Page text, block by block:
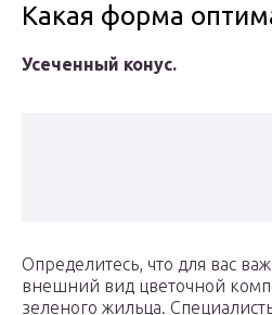
Какая форма
Усеченный конус.
Определитесь, что для вас
внешний вид цветочной
зеленого жильца.